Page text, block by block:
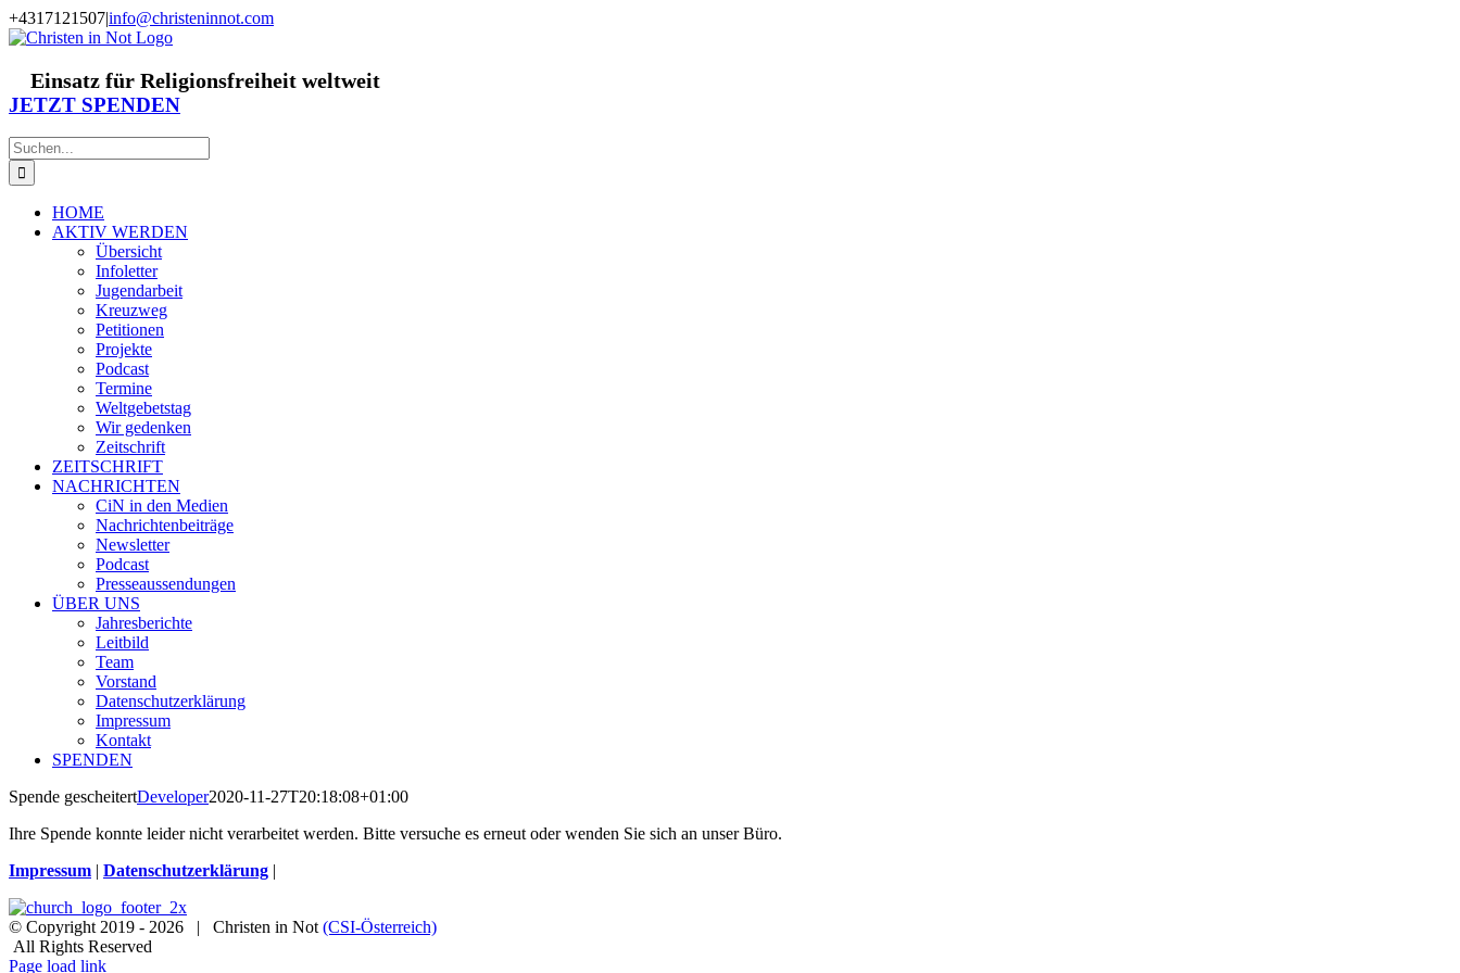
Zum
Inhalt
+4317121507|info@christeninnot.com
Facebook
Instagram
X
Spenden
Newsletter
Einsatz für Religionsfreiheit weltweit
JETZT SPENDEN
Suche
nach:
HOME
AKTIV WERDEN
Übersicht
Infoletter
Jugendarbeit
Kreuzweg
Petitionen
Projekte
Podcast
Termine
Weltgebetstag
Wir gedenken
Zeitschrift
ZEITSCHRIFT
NACHRICHTEN
CiN in den Medien
Nachrichtenbeiträge
Newsletter
Podcast
Presseaussendungen
ÜBER UNS
Jahresberichte
Leitbild
Team
Vorstand
Datenschutzerklärung
Impressum
Kontakt
SPENDEN
Spende gescheitertDeveloper2020-11-27T20:18:08+01:00
Ihre Spende konnte leider nicht verarbeitet werden. Bitte versuche es erneut oder wenden Sie sich an unser Büro.
Impressum | Datenschutzerklärung |
© Copyright 2019 - 2026 | Christen in Not(CSI-Österreich)
All Rights Reserved
Facebook
Instagram
X
Spenden
Newsletter
Page load link